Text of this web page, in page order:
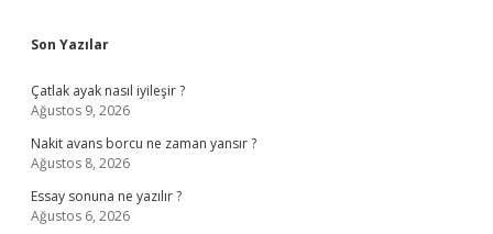
Sidebar
Son Yazılar
Çatlak ayak nasıl iyileşir ?
Ağustos 9, 2026
Nakit avans borcu ne zaman yansır ?
Ağustos 8, 2026
Essay sonuna ne yazılır ?
Ağustos 6, 2026